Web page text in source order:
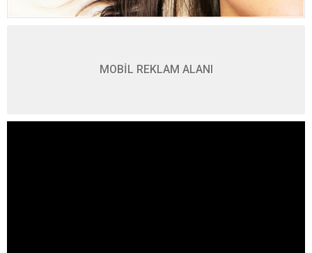
MOBİL REKLAM ALANI